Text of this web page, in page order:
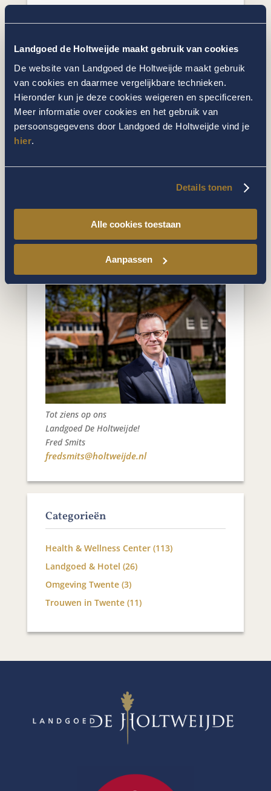
Landgoed de Holtweijde maakt gebruik van cookies
De website van Landgoed de Holtweijde maakt gebruik
van cookies en daarmee vergelijkbare technieken.
Hieronder kun je deze cookies weigeren en specificeren.
Meer informatie over cookies en het gebruik van
persoonsgegevens door Landgoed de Holtweijde vind je
hier.
Details tonen
Alle cookies toestaan
Aanpassen
Volg ons
Of het nu lente, zomer, herfst of winter is,
op Landgoed de Holtweijde laat elk seizoen
zich van zijn mooiste kant zien. Doe nieuwe
ambachtelijke keuken en geniet!
Tot ziens op ons
Landgoed De Holtweijde!
Fred Smits
fredsmits@holtweijde.nl
Categorieën
Health & Wellness Center(113)
Landgoed & Hotel (26)
Omgeving Twente(3)
Trouwen in Twente(11)